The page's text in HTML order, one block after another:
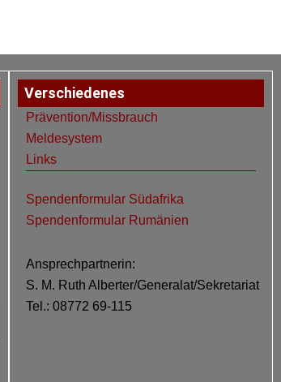
Verschiedenes
Prävention/Missbrauch
Meldesystem
Links
Spendenformular Südafrika
Spendenformular Rumänien
Ansprechpartnerin:
S. M. Ruth Alberter/Generalat/Sekretariat
Tel.: 08772 69-115